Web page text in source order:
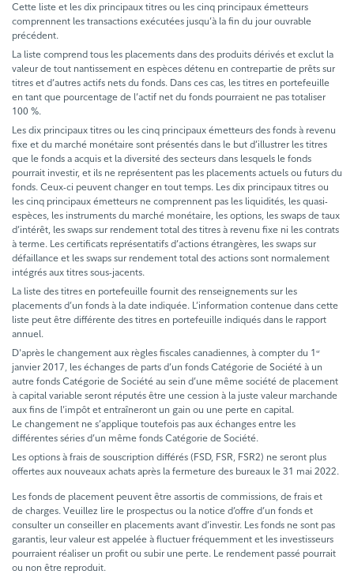
Cette liste et les dix principaux titres ou les cinq principaux émetteurs
comprennent les transactions exécutées jusqu’à la fin du jour ouvrable
précédent.
La liste comprend tous les placements dans des produits dérivés et exclut la
valeur de tout nantissement en espèces détenu en contrepartie de prêts sur
titres et d’autres actifs nets du fonds. Dans ces cas, les titres en portefeuille
en tant que pourcentage de l’actif net du fonds pourraient ne pas totaliser
100 %.
Les dix principaux titres ou les cinq principaux émetteurs des fonds à revenu
fixe et du marché monétaire sont présentés dans le but d’illustrer les titres
que le fonds a acquis et la diversité des secteurs dans lesquels le fonds
pourrait investir, et ils ne représentent pas les placements actuels ou futurs du
fonds. Ceux-ci peuvent changer en tout temps. Les dix principaux titres ou
les cinq principaux émetteurs ne comprennent pas les liquidités, les quasi-
espèces, les instruments du marché monétaire, les options, les swaps de taux
d’intérêt, les swaps sur rendement total des titres à revenu fixe ni les contrats
à terme. Les certificats représentatifs d’actions étrangères, les swaps sur
défaillance et les swaps sur rendement total des actions sont normalement
intégrés aux titres sous-jacents.
La liste des titres en portefeuille fournit des renseignements sur les
placements d’un fonds à la date indiquée. L’information contenue dans cette
liste peut être différente des titres en portefeuille indiqués dans le rapport
annuel.
D'après le changement aux règles fiscales canadiennes, à compter du 1 er
janvier 2017, les échanges de parts d’un fonds Catégorie de Société à un
autre fonds Catégorie de Société au sein d’une même société de placement
à capital variable seront réputés être une cession à la juste valeur marchande
aux fins de l’impôt et entraîneront un gain ou une perte en capital.
Le changement ne s’applique toutefois pas aux échanges entre les
différentes séries d’un même fonds Catégorie de Société.
Les options à frais de souscription différés (FSD, FSR, FSR2) ne seront plus
offertes aux nouveaux achats après la fermeture des bureaux le 31 mai 2022.
Les fonds de placement peuvent être assortis de commissions, de frais et
de charges. Veuillez lire le prospectus ou la notice d’offre d’un fonds et
consulter un conseiller en placements avant d’investir. Les fonds ne sont pas
garantis, leur valeur est appelée à fluctuer fréquemment et les investisseurs
pourraient réaliser un profit ou subir une perte. Le rendement passé pourrait
ou non être reproduit.